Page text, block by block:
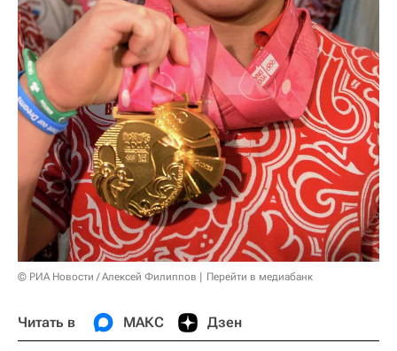
© РИА Новости / Алексей Филиппов Перейти в медиабанк
Читать в МАКС Дзен